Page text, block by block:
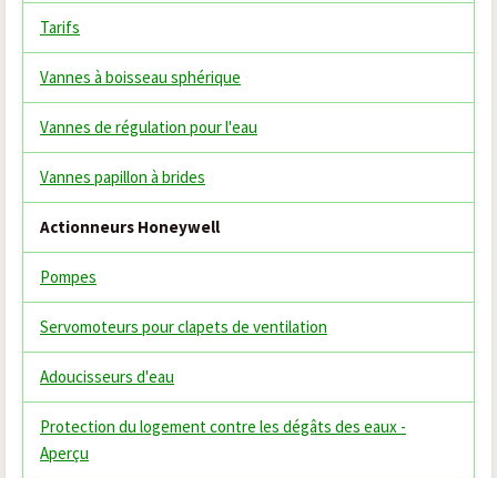
Tarifs
Vannes à boisseau sphérique
Vannes de régulation pour l'eau
Vannes papillon à brides
Actionneurs Honeywell
Pompes
Servomoteurs pour clapets de ventilation
Adoucisseurs d'eau
Protection du logement contre les dégâts des eaux -
Aperçu